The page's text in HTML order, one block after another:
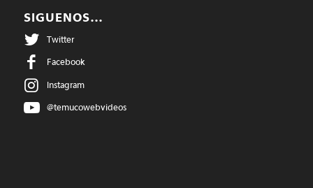
SIGUENOS…
Twitter
Facebook
Instagram
@temucowebvideos